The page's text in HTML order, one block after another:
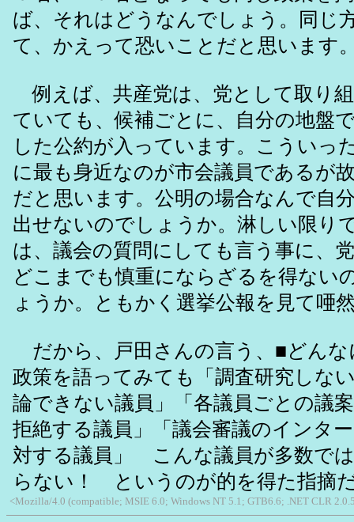
ば、それはどうなんでしょう。同じ
て、かえって恐いことだと思います
例えば、共産党は、党として取り
ていても、候補ごとに、自分の地盤
した公約が入っています。こういっ
に最も身近なのが市会議員であるが
だと思います。公明の場合なんで自
出せないのでしょうか。淋しい限り
は、議会の質問にしても言う事に、
どこまでも慎重にならざるを得ない
ょうか。ともかく選挙公報を見て唖
だから、戸田さんの言う、■どんな
政策を語ってみても「調査研究しな
論できない議員」「各議員ごとの議
拒絶する議員」「議会審議のインタ
対する議員」 こんな議員が多数で
らない！ というのが的を得た指摘
<Mozilla/4.0 (compatible; MSIE 6.0; Windows NT 5.1; GTB6.6; .NET CLR